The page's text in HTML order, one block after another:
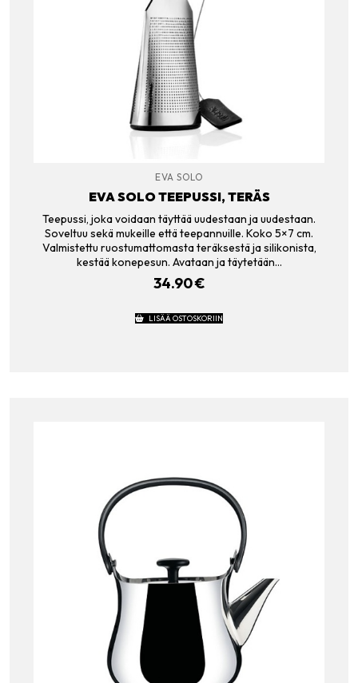
EVA SOLO
EVA SOLO TEEPUSSI, TERÄS
Teepussi, joka voidaan täyttää uudestaan ja uudestaan.
Soveltuu sekä mukeille että teepannuille. Koko 5×7 cm.
Valmistettu ruostumattomasta teräksestä ja silikonista,
kestää konepesun. Avataan ja täytetään…
34.90€
LISÄÄ OSTOSKORIIN